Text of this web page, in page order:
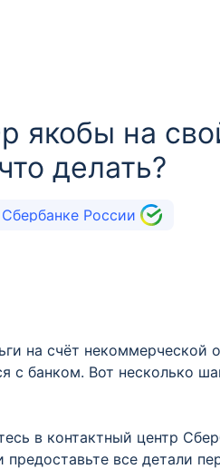
якобы на
делать?
России
на счёт некоммерческой
с банком. Вот несколько
в контактный центр
все детали